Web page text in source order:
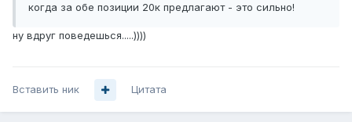
когда за обе позиции 20к предлагают - это сильно!
ну вдруг поведешься.....))))
Вставить ник Цитата